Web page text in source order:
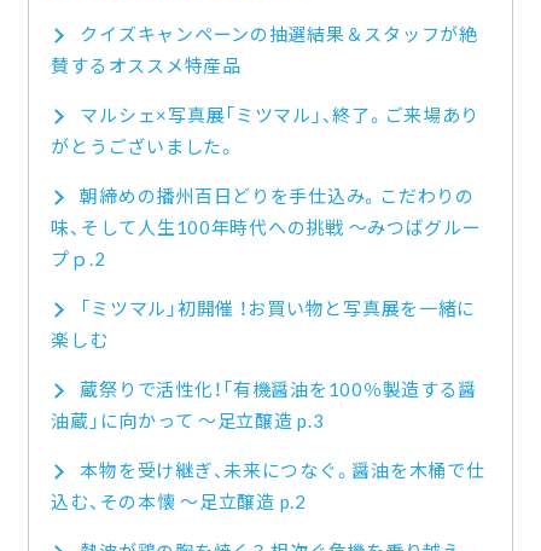
クイズキャンペーンの抽選結果＆スタッフが絶
賛するオススメ特産品
マルシェ×写真展「ミツマル」、終了。ご来場あり
がとうございました。
朝締めの播州百日どりを手仕込み。こだわりの
味、そして人生100年時代への挑戦 ～みつばグルー
プｐ.2
「ミツマル」初開催 ！お買い物と写真展を一緒に
楽しむ
蔵祭りで活性化！「有機醤油を100％製造する醤
油蔵」に向かって ～足立醸造 p.3
本物を受け継ぎ、未来につなぐ。醤油を木桶で仕
込む、その本懐 ～足立醸造 p.2